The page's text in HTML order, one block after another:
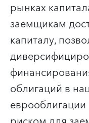
рынках
заемщикам
капиталу,
облигаций в